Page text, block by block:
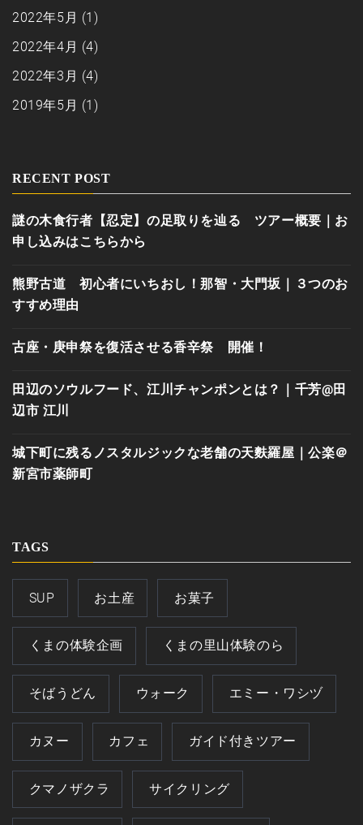
2022年5月 (1)
2022年4月 (4)
2022年3月 (4)
2019年5月 (1)
RECENT POST
謎の木食行者【忍定】の足取りを辿る ツアー概要｜お
申し込みはこちらから
熊野古道 初心者にいちおし！那智・大門坂｜３つのお
すすめ理由
古座・庚申祭を復活させる香辛祭 開催！
田辺のソウルフード、江川チャンポンとは？｜千芳@田
辺市 江川
城下町に残るノスタルジックな老舗の天麩羅屋｜公楽＠
新宮市薬師町
TAGS
SUP お土産 お菓子
くまの体験企画 くまの里山体験のら
そばうどん ウォーク エミー・ワシヅ
カヌー カフェ ガイド付きツアー
クマノザクラ サイクリング